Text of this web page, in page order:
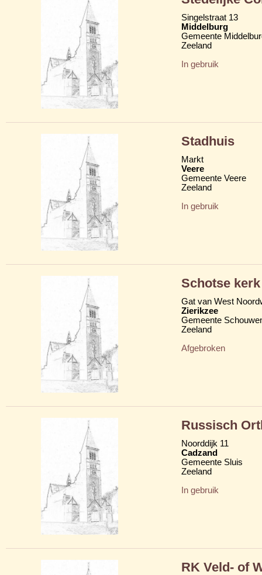
Singelstraat 13
Middelburg
Gemeente
Zeeland
In gebruik
Stadhuis
Markt
Veere
Gemeente Veere
Zeeland
In gebruik
Schotse kerk
Gat van West
Zierikzee
Gemeente
Zeeland
Afgebroken
Russisch
Noorddijk 11
Cadzand
Gemeente Sluis
Zeeland
In gebruik
RK Veld- of